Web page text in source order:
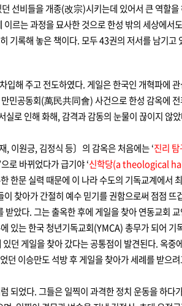
선비들을 개종(改宗)시키는데 있어서 큰 역
르는 과정을 묘사한 것으로 한성 밖의 세상에
기록해 놓은 책이다. 모두 43권의 저서를 남기고
해 주고 전도하였다. 게일은 한국인 개혁파에
공동회(萬民共同會) 사건으로 한성 감옥에
로 인해 화해, 감격과 감동의 눈물이 끊이지
이원긍, 김정식 등〕의 감옥은 처음에는 ‘진리
’으로 바뀌었다가 급기야 ‘신학당(a theological
한문 실력 때문에 이 나라 수도의 기독교계에서
찾아가 간절히 예수 믿기를 권함으로써 점점
았다. 그는 출옥한 후에 게일을 찾아 연동교회
있는 한국 청년기독교회(YMCA) 총무가 되어 기
던 게일을 찾아 갔다는 공통점이 발견된다. 옥
이승만도 석방 후 게일을 찾아가 세례를 받으
되었다. 그들은 일찍이 과격한 정치 운동을 하